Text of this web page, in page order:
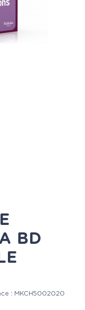
BD
: MKCH5002020